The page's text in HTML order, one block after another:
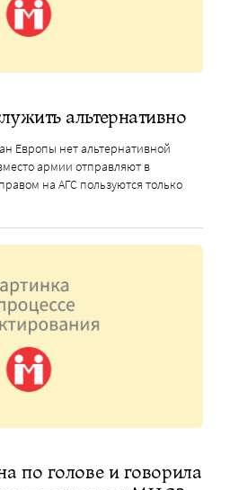
альтернативно
Европы нет альтернативной
армии отправляют в
на АГС пользуются только
по голове и говорила